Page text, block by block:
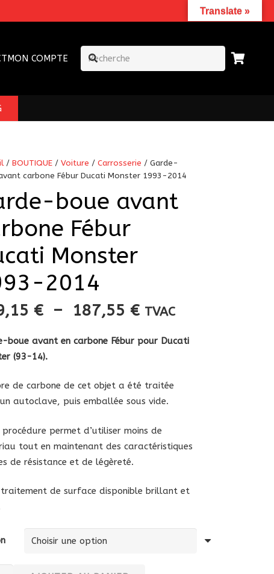
MON COMPTE
/BOUTIQUE /Voiture /Carrosserie / Garde-
carbone Fébur Ducati Monster 1993-2014
boue avant
Fébur
Monster
2014
€ – 187,55 €Plage
prix :
187,55 €
TVAC
boue avant en carbone Fébur pour Ducati
(93-14).
de carbone de cet objet a été traitée
autoclave, puis emballée sous vide.
permet d’utiliser moins de
tout en maintenant des caractéristiques
de résistance et de légèreté.
traitement de surface disponible brillant et
Translate »